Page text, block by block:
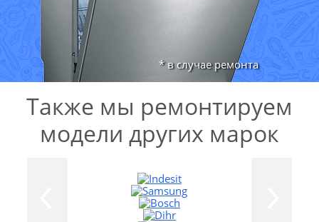
* в случае ремонта
Также мы ремонтируем
модели других марок